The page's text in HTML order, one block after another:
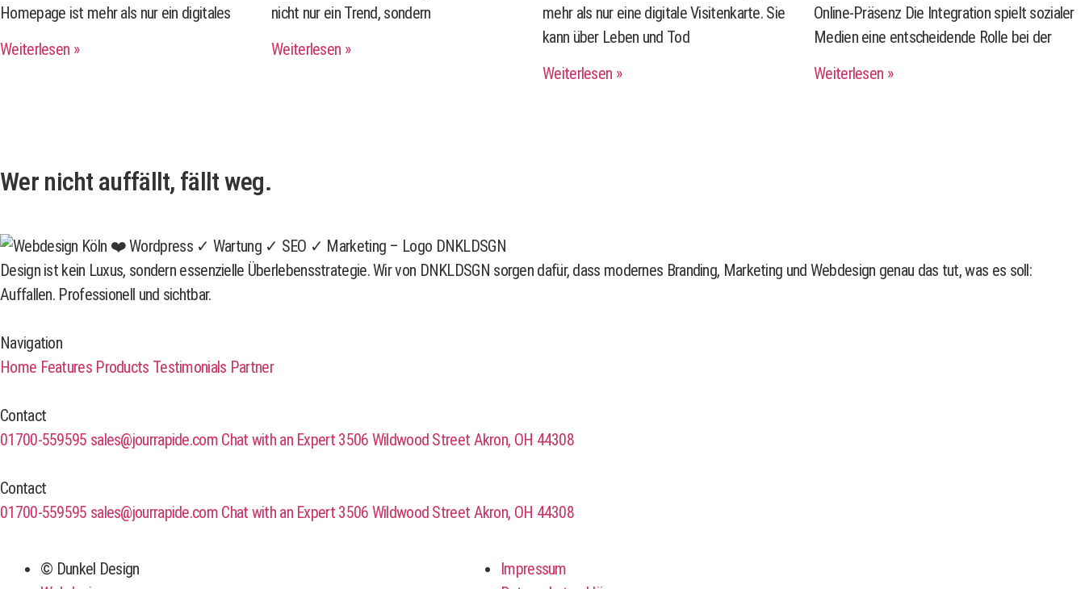
Homepage ist mehr als nur ein digitales
Weiterlesen »
nicht nur ein Trend, sondern
Weiterlesen »
mehr als nur eine digitale Visitenkarte. Sie
kann über Leben und Tod
Weiterlesen »
Online-Präsenz Die Integration spielt sozialer
Medien eine entscheidende Rolle bei der
Weiterlesen »
Wer nicht auffällt, fällt weg.
Design ist kein Luxus, sondern essenzielle Überlebensstrategie. Wir von DNKLDSGN sorgen dafür, dass modernes Branding, Marketing und Webdesign genau das tut, was es soll:
Auffallen. Professionell und sichtbar.
Navigation
Home Features Products Testimonials Partner
Contact
01700-559595 sales@jourrapide.com Chat with an Expert 3506 Wildwood Street Akron, OH 44308
Contact
01700-559595 sales@jourrapide.com Chat with an Expert 3506 Wildwood Street Akron, OH 44308
© Dunkel Design
Impressum